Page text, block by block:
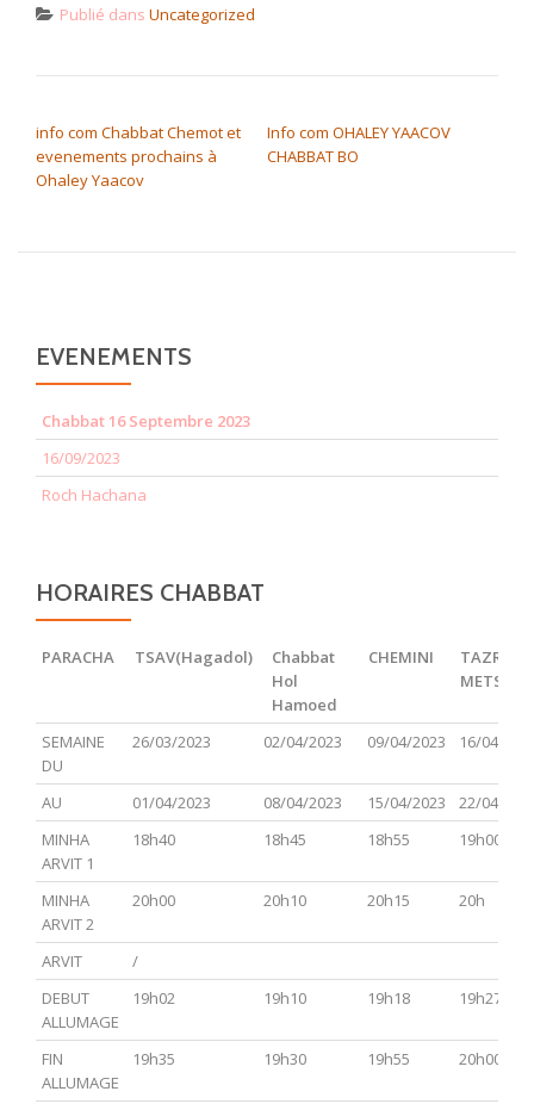
Publié dans Uncategorized
info com Chabbat Chemot et
evenements prochains à
Ohaley Yaacov
Info com OHALEY YAACOV
CHABBAT BO
EVENEMENTS
Chabbat 16 Septembre 2023
16/09/2023
Roch Hachana
HORAIRES CHABBAT
PARACHA TSAV(Hagadol)
Chabbat
Hol
Hamoed
CHEMINI
TAZRIA
PARACHA TSAV(Hagadol)
Chabbat
Hamoed
CHEMINI
TAZRIA
SEMAINE
DU
26/03/2023 02/04/2023 09/04/2023 16/04/
AU 01/04/2023 08/04/2023 15/04/2023
22/04/
MINHA
ARVIT 1
18h40 18h45 18h55 19h00
MINHA
ARVIT 2
20h00 20h10 20h15 20h
ARVIT
/
DEBUT
ALLUMAGE
19h02 19h10 19h18 19h27
FIN
ALLUMAGE
19h35 19h30 19h55 20h00